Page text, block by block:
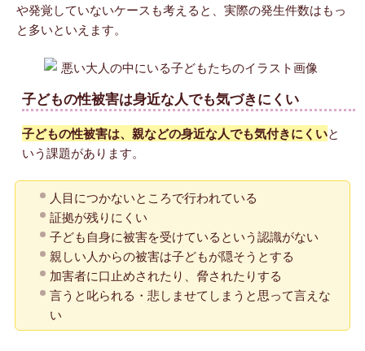
や発覚していないケースも考えると、実際の発生件数はもっ
と多いといえます。
子どもの性被害は身近な人でも気づきにくい
子どもの性被害は、親などの身近な人でも気付きにくいと
いう課題があります。
人目につかないところで行われている
証拠が残りにくい
子ども自身に被害を受けているという認識がない
親しい人からの被害は子どもが隠そうとする
加害者に口止めされたり、脅されたりする
言うと叱られる・悲しませてしまうと思って言えな
い